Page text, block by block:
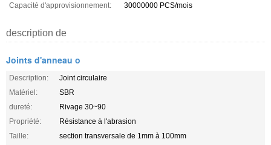
Capacité d'approvisionnement:
30000000 PCS/mois
description de
Joints d'anneau o
Description:
Joint circulaire
Matériel:
SBR
dureté:
Rivage 30~90
Propriété:
Résistance à l'abrasion
Taille:
section transversale de 1mm à 100mm